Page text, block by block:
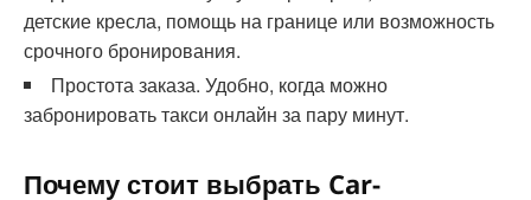
детские кресла, помощь на границе или возможность
срочного бронирования.
Простота заказа. Удобно, когда можно
забронировать такси онлайн за пару минут.
Почему стоит выбрать Car-